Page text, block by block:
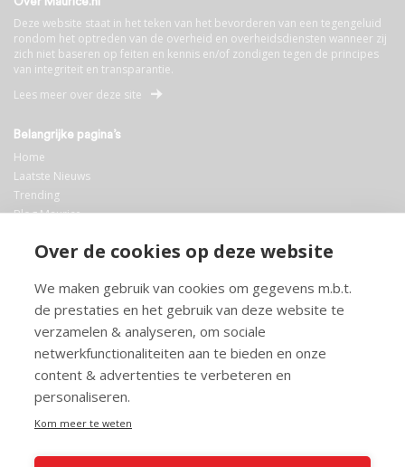
Over de cookies op deze website
We maken gebruik van cookies om gegevens m.b.t.
de prestaties en het gebruik van deze website te
verzamelen & analyseren, om sociale
netwerkfunctionaliteiten aan te bieden en onze
content & advertenties te verbeteren en
personaliseren.
Kom meer te weten
Deze website staat in het teken van het bevorderen van een tegengeluid
rondom het optreden van de overheid en overheidsdiensten wanneer zij
zich niet baseren op feiten en kennis en/of zondigen tegen de principes
van integriteit en transparantie.
Lees meer over deze site
Belangrijke pagina’s
Home
Laatste Nieuws
Trending
Blog Maurice
Bibliotheek
Info en service
FAQ
Doneren
Privacy
Voorwaarden
Meedoen